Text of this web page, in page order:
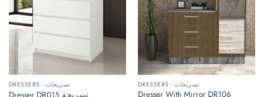
DRESSERS - تسريحات
Dresser DR015 تسريحة
DRESSERS - تسريحات
Dresser With Mirror DR106